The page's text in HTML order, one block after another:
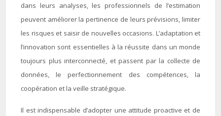
dans leurs analyses, les professionnels de l’estimation
peuvent améliorer la pertinence de leurs prévisions, limiter
les risques et saisir de nouvelles occasions. L’adaptation et
l’innovation sont essentielles à la réussite dans un monde
toujours plus interconnecté, et passent par la collecte de
données, le perfectionnement des compétences, la
coopération et la veille stratégique.
Il est indispensable d’adopter une attitude proactive et de